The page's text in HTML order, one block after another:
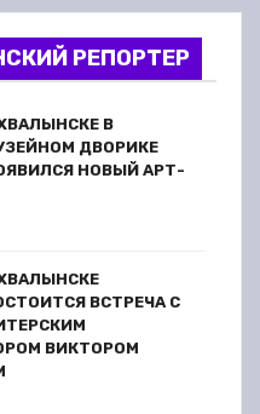
РЕПОРТЕР
В
ДВОРИКЕ
НОВЫЙ АРТ-
ВСТРЕЧА С
ВИКТОРОМ